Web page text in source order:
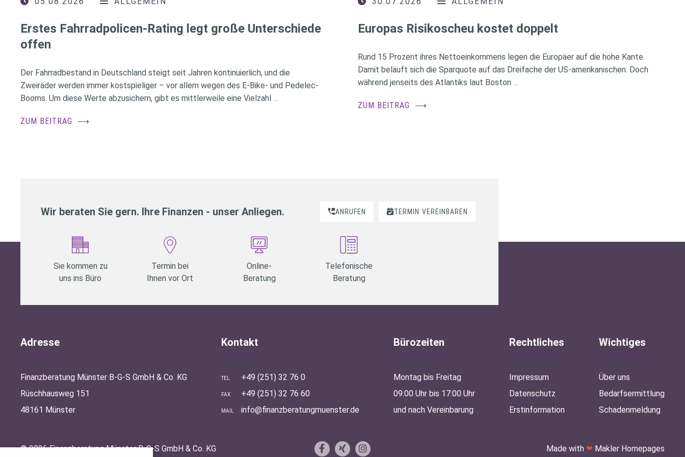
Erstes Fahrradpolicen-Rating legt große Unterschiede
offen
Der Fahrradbestand in Deutschland steigt seit Jahren kontinuierlich, und die
Zweiräder werden immer kostspieliger – vor allem wegen des E-Bike- und Pedelec-
Booms. Um diese Werte abzusichern, gibt es mittlerweile eine Vielzahl …
ZUM BEITRAG ⟶
Europas Risikoscheu kostet doppelt
Rund 15 Prozent ihres Nettoeinkommens legen die Europäer auf die hohe Kante.
Damit beläuft sich die Sparquote auf das Dreifache der US-amerikanischen. Doch
während jenseits des Atlantiks laut Boston …
ZUM BEITRAG ⟶
Wir beraten Sie gern. Ihre Finanzen - unser Anliegen. ANRUFEN TERMIN VEREINBAREN
Sie kommen zu
uns ins Büro
Termin bei
Ihnen vor Ort
Online-
Beratung
Telefonische
Beratung
Adresse
Finanzberatung Münster B-G-S GmbH & Co. KG
Rüschhausweg 151
48161 Münster
Kontakt
TEL +49 (251) 32 76 0
FAX +49 (251) 32 76 60
MAIL info@finanzberatungmuenster.de
Bürozeiten
Montag bis Freitag
09:00 Uhr bis 17:00 Uhr
und nach Vereinbarung
Rechtliches
Impressum
Datenschutz
Erstinformation
Wichtiges
Über uns
Bedarfsermittlung
Schadenmeldung
© 2026 Finanzberatung Münster B-G-S GmbH & Co. KG Made with ❤Makler Homepages